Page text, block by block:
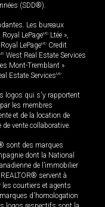
(SDD®).
Les bureaux
LePageMD Ltée »,
Royal LePageMD Credit
West Real Estate Services
Mont-Tremblant »
Estate ServicesMD.
logos qui s'y rapportent
les membres
et de la location de
vente collaborative.
sont des marques
dont la National
de l’immobilier
servent à
courtiers et agents
d'homologation